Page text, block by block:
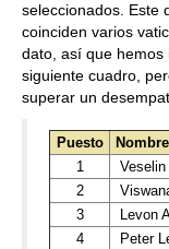
seleccionados. Este
coinciden varios
dato, así que hemos
siguiente cuadro,
superar un
Puesto Nombre
1
Veselin
2
3
Levon
4
Peter